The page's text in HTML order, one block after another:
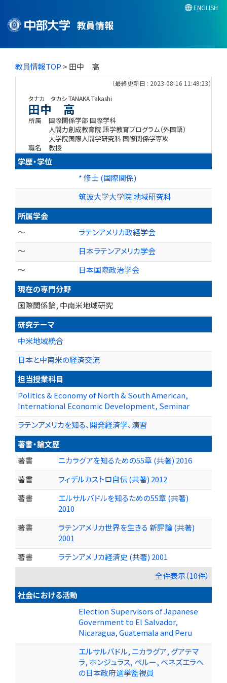
教員情報
ENGLISH
教員情報TOP > 田中 高
（最終更新日 : 2023-08-16 11:49:23）
タナカ タカシTANAKA Takashi
田中 高
所属
国際関係学部 国際学科
人間力創成教育院 語学教育プログラム（外国語）
大学院国際人間学研究科 国際関係学専攻
職名
教授
学歴・学位
* 修士 (国際関係)
筑波大学大学院 地域研究科
所属学会
～
ラテンアメリカ政経学会
～
日本ラテンアメリカ学会
～
日本国際政治学会
現在の専門分野
国際関係論, 中南米地域研究
研究テーマ
中米地域統合
日本と中南米の経済交流
担当授業科目
Politics & Economy of North & South American,
International Economic Development, Seminar
ラテンアメリカを知る、開発経済学、演習
著書・論文歴
著書
ニカラグアを知るための55章 (共著) 2016
著書
フィデルカストロ自伝 (共著) 2012
著書
エルサルバドルを知るための55章 (共著)
2010
著書
ラテンアメリカ世界を生きる 新評論 (共著)
2001
著書
ラテンアメリカ経済史 (共著) 2001
全件表示（10件）
社会における活動
Election Supervisors of Japanese
Government to El Salvador,
Nicaragua, Guatemala and Peru
エルサルバドル, ニカラグア, グアテマ
ラ, ホンジュラス, ペルー, ベネズエラへ
の日本政府選挙監視員